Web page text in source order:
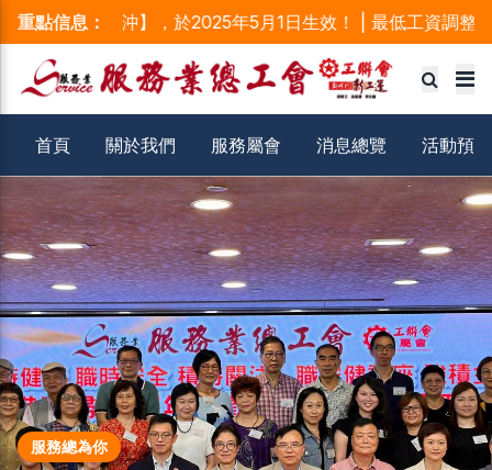
重點信息：
強積金對沖】，於2025年5月1日生效！ | 最低工資調整至每
服務業總工會首頁
首頁 關於我們 服務屬會 消息總覽 活動預告
服務總為你